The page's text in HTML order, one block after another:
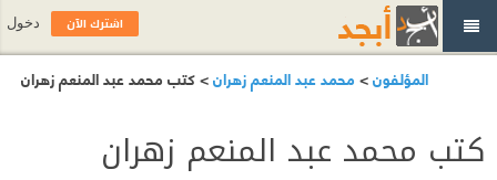
المؤلفون> محمد عبد المنعم زهران> كتب محمد عبد المنعم زهران
كتب محمد عبد المنعم زهران
اشترك الآن دخول